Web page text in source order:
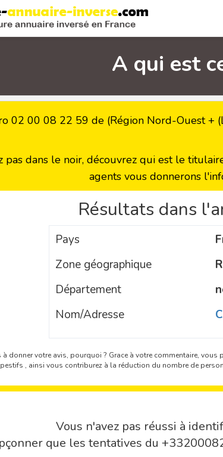
A qui est
02 00 08 22 59 de (Région Nord-Ouest +
pas dans le noir, découvrez qui est le
agents vous donnerons
Résultats dans
Pays
Zone géographique
Département
Nom/Adresse
à donner votre avis, pourquoi ? Grace à votre commentaire,
, ainsi vous contriburez à la réduction du nombre de
Vous n'avez pas réussi à
que les tentatives du